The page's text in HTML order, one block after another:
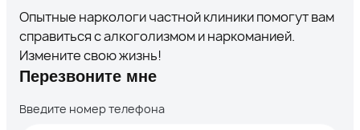
Опытные наркологи частной клиники помогут вам
справиться с алкоголизмом и наркоманией.
Измените свою жизнь!
Перезвоните мне
Введите номер телефона